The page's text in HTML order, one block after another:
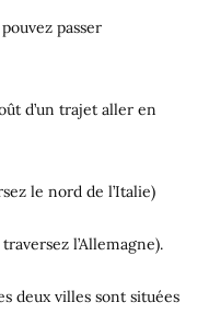
passer
d’un trajet aller en
le nord de l’Italie)
l’Allemagne).
deux villes sont situées